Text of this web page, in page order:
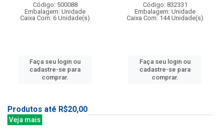
Código: 500088
Embalagem: Unidade
Caixa Com: 6 Unidade(s)
Faça seu login ou
cadastre-se para
comprar.
Código: 832331
Embalagem: Unidade
Caixa Com: 144 Unidade(s)
Faça seu login ou
cadastre-se para
comprar.
Produtos até R$20,00
Veja mais